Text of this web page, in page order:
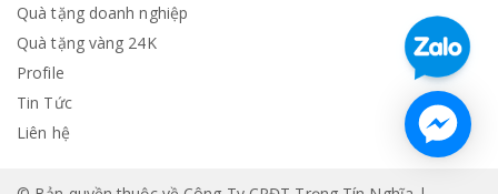
Quà tặng doanh nghiệp
Quà tặng vàng 24K
Profile
Tin Tức
Liên hệ